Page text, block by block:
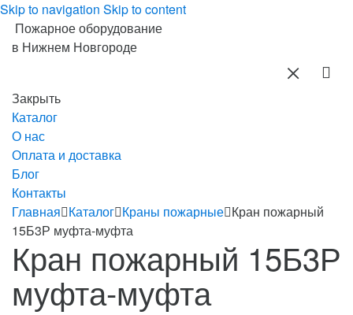
Skip to navigation Skip to content
Пожарное оборудование
в Нижнем Новгороде
Закрыть
Каталог
О нас
Оплата и доставка
Блог
Контакты
Главная Каталог Краны пожарные Кран пожарный
15Б3Р муфта-муфта
Кран пожарный 15Б3Р
муфта-муфта